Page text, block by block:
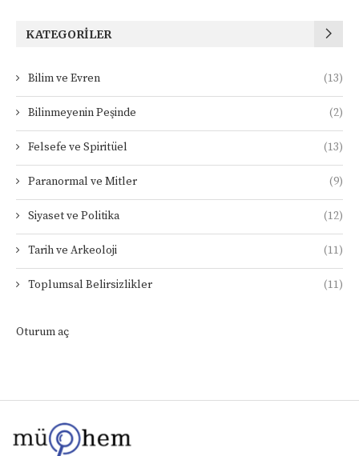
KATEGORILER
Bilim ve Evren (13)
Bilinmeyenin Peşinde (2)
Felsefe ve Spiritüel (13)
Paranormal ve Mitler (9)
Siyaset ve Politika (12)
Tarih ve Arkeoloji (11)
Toplumsal Belirsizlikler (11)
Oturum aç